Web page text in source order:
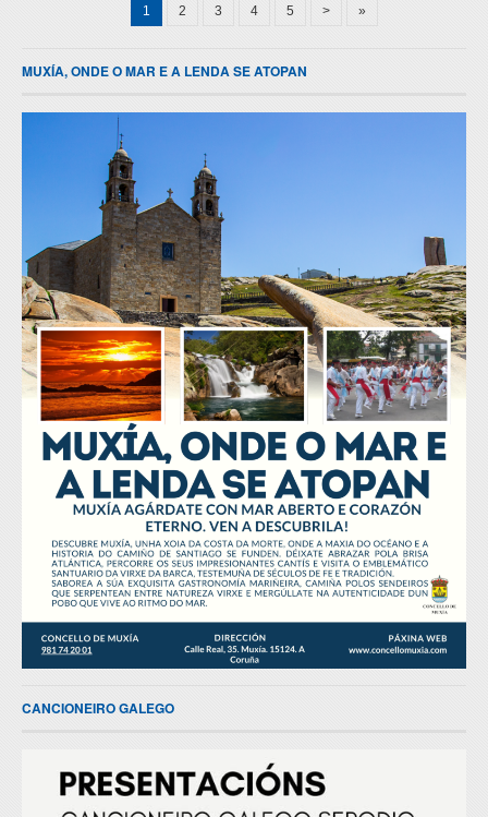
1 2 3 4 5 > »
MUXÍA, ONDE O MAR E A LENDA SE ATOPAN
CANCIONEIRO GALEGO